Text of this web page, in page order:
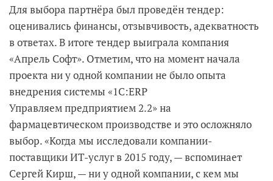
Для выбора партнёра был проведён тендер:
оценивались финансы, отзывчивость, адекватность
в ответах. В итоге тендер выиграла компания
«Апрель Софт». Отметим, что на момент начала
проекта ни у одной компании не было опыта
внедрения системы «1С:ERP
Управляем предприятием 2.2» на
фармацевтическом производстве и это осложняло
выбор. «Когда мы исследовали компании-
поставщики ИТ-услуг в 2015 году, — вспоминает
Сергей Кирш, — ни у одной компании, с кем мы